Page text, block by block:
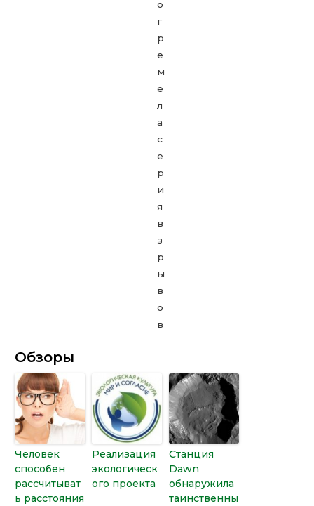
Обзоры
Человек
способен
рассчитыват
ь расстояния
Реализация
экологическ
ого проекта
Станция
Dawn
обнаружила
таинственны